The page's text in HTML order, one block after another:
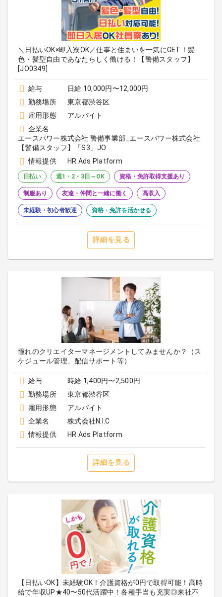
＼日払いOK×即入寮OK／仕事と住まいを一気にGET！髪
色・髪型自由であなたらしく働ける！【警備スタッフ】
[JO0349]
給与
日給 10,000円〜12,000円
勤務場所
東京都渋谷区
雇用形態
アルバイト
企業名
エースパワー株式会社 警備事業部_エースパワー株式会社
【警備スタッフ】「S3」JO
情報提供
HR Ads Platform
日払い 週1・2・3日～OK 資格・免許取得支援あり
制服あり 友達・仲間と一緒に働く 高収入
未経験・初心者歓迎 資格・免許を活かせる
詳細を見る
憧れのクリエイターマネージメントしてみませんか？（ス
ケジュール管理、配信サポート等）
給与
時給 1,400円〜2,500円
勤務場所
東京都渋谷区
雇用形態
アルバイト
企業名
株式会社N.I.C
情報提供
HR Ads Platform
詳細を見る
【日払いOK】未経験OK！介護資格が0円で取得可能！高時
給で年収UP★40〜50代活躍中！各種手当も充実◎来社不